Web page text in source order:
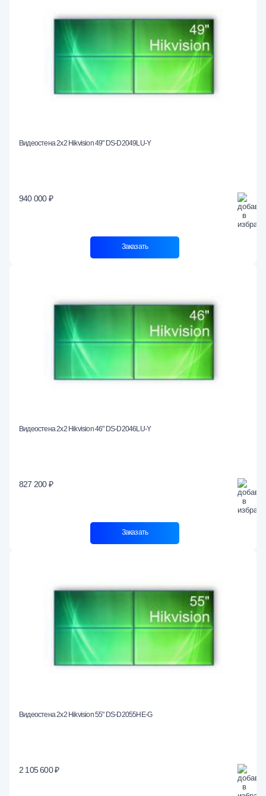
Видеостена 2x2 Hikvision 49" DS-D2049LU-Y
940 000 ₽
Заказать
Видеостена 2x2 Hikvision 46" DS-D2046LU-Y
827 200 ₽
Заказать
Видеостена 2x2 Hikvision 55" DS-D2055HE-G
2 105 600 ₽